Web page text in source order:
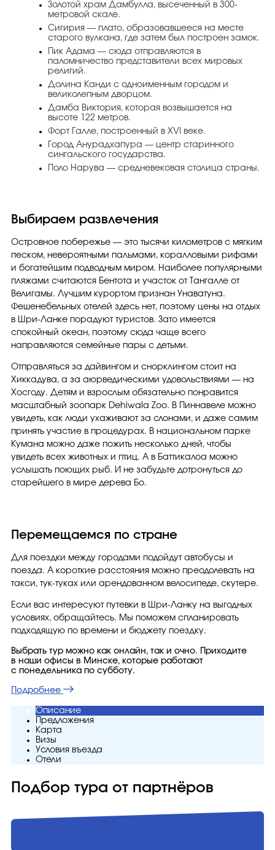
Золотой храм Дамбулла, высеченный в 300-
метровой скале.
Сигирия — плато, образовавшееся на месте
старого вулкана, где затем был построен замок.
Пик Адама — сюда отправляются в
паломничество представители всех мировых
религий.
Долина Канди с одноименным городом и
великолепным дворцом.
Дамба Виктория, которая возвышается на
высоте 122 метров.
Форт Галле, построенный в XVI веке.
Город Анурадхапура — центр старинного
сингальского государства.
Поло Нарува — средневековая столица страны.
Выбираем развлечения
Островное побережье — это тысячи километров с мягким
песком, невероятными пальмами, коралловыми рифами
и богатейшим подводным миром. Наиболее популярными
пляжами считаются Бентота и участок от Тангалле от
Велигамы. Лучшим курортом признан Унаватуна.
Фешенебельных отелей здесь нет, поэтому цены на отдых
в Шри-Ланке порадуют туристов. Зато имеется
спокойный океан, поэтому сюда чаще всего
направляются семейные пары с детьми.
Отправляться за дайвингом и снорклингом стоит на
Хиккадува, а за аюрведическими удовольствиями — на
Хосгоду. Детям и взрослым обязательно понравится
масштабный зоопарк Dehiwala Zoo. В Пиннавеле можно
увидеть, как люди ухаживают за слонами, и даже самим
принять участие в процедурах. В национальном парке
Кумана можно даже пожить несколько дней, чтобы
увидеть всех животных и птиц. А в Баттикалоа можно
услышать поющих рыб. И не забудьте дотронуться до
старейшего в мире дерева Бо.
Перемещаемся по стране
Для поездки между городами подойдут автобусы и
поезда. А короткие расстояния можно преодолевать на
такси, тук-туках или арендованном велосипеде, скутере.
Если вас интересуют путевки в Шри-Ланку на выгодных
условиях, обращайтесь. Мы поможем спланировать
подходящую по времени и бюджету поездку.
Выбрать тур можно как онлайн, так и очно. Приходите
в наши офисы в Минске, которые работают
с понедельника по субботу.
Подробнее
Описание
Предложения
Карта
Визы
Условия въезда
Отели
Подбор тура от партнёров